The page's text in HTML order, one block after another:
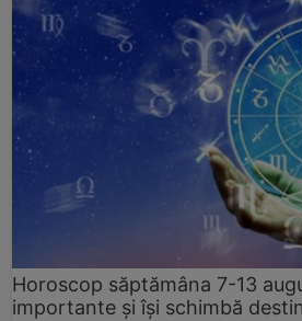
Horoscop săptămâna 7-13
importante și își schimbă